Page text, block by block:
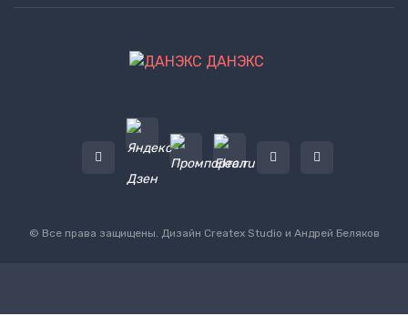
ДАНЭКС
© Все права защищены. Дизайн Createx Studio и Андрей Беляков